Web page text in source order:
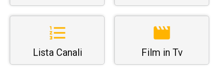
Lista Canali Film in Tv